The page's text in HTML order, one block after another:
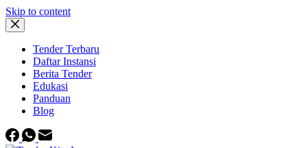
Skip to content
Tender Terbaru
Daftar Instansi
Berita Tender
Edukasi
Panduan
Blog